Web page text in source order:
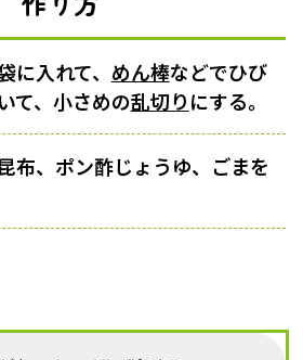
に入れて、 めん棒などでひび
て、小さめの乱切りにする。
布、ポン酢じょうゆ、ごまを